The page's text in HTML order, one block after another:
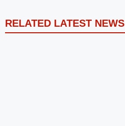
RELATED LATEST NEWS